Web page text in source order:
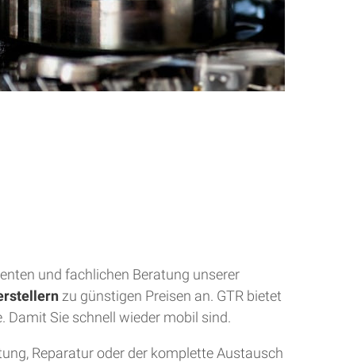
und fachlichen Beratung unserer
zu günstigen Preisen an. GTR bietet
Damit Sie schnell wieder mobil sind.
Reparatur oder der komplette Austausch